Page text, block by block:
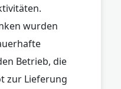
wurden
Betrieb, die
zur Lieferung